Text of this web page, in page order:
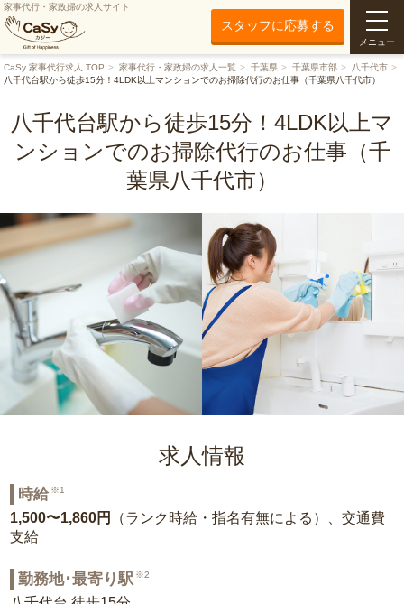
家事代行・家政婦の求人サイト
スタッフに応募する
メニュー
CaSy 家事代行求人 TOP 家事代行・家政婦の求人一覧 千葉県 千葉県市部
八千代市
八千代台駅から徒歩15分！4LDK以上マンションでのお掃除代行のお仕事（千葉県八千代市）
八千代台駅から徒歩15分！4LDK以上マ
ンションでのお掃除代行のお仕事（千
葉県八千代市）
求人情報
時給 ※1
1,500〜1,860円
（ランク時給・指名有無による）、交通費
支給
勤務地･最寄り駅 ※2